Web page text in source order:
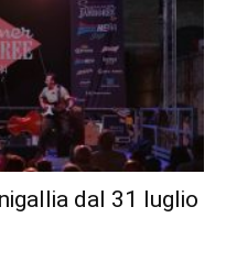
dal 31 luglio